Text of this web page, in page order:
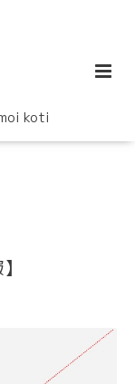
koti